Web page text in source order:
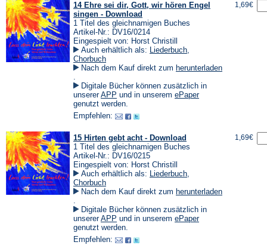
14 Ehre sei dir, Gott, wir hören Engel
singen - Download
1 Titel des gleichnamigen Buches
Artikel-Nr.: DV16/0214
Eingespielt von: Horst Christill
Auch erhältlich als: Liederbuch,
Chorbuch
Nach dem Kauf direkt zum herunterladen
in
einem
neuen
Tab)
.
Digitale Bücher können zusätzlich in
unsererAPP (Öffnet
in
neuen
und in unserem ePaper(Öffnet
genutzt werden.
Empfehlen:
1,69€
15 Hirten gebt acht - Download
1 Titel des gleichnamigen Buches
Artikel-Nr.: DV16/0215
Eingespielt von: Horst Christill
Auch erhältlich als: Liederbuch,
Chorbuch
Nach dem Kauf direkt zum herunterladen
in
einem
neuen
Tab)
.
Digitale Bücher können zusätzlich in
unsererAPP (Öffnet
in
neuen
und in unserem ePaper(Öffnet
genutzt werden.
Empfehlen:
1,69€